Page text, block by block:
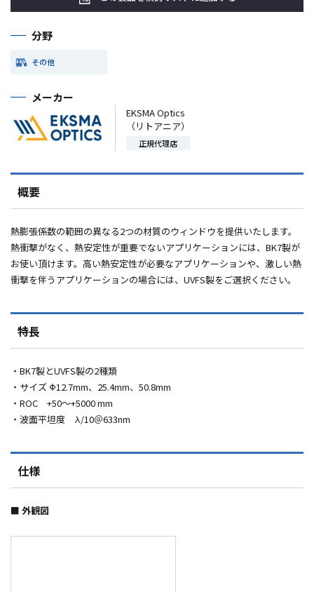
分野
その他
メーカー
EKSMA Optics
（リトアニア）
正規代理店
概要
熱膨張係数の範囲の異なる2つの材質のウィンドウを提供いたします。
熱衝撃がなく、熱安定性が重要でないアプリケーションには、 BK7製が
お使い頂けます。高い熱安定性が必要なアプリケーションや、激しい熱
衝撃を伴うアプリケーションの場合には、 UVFS製をご選択ください。
特長
・ BK7製とUVFS製の2種類
・サイズ Φ12.7mm、 25.4mm、 50.8mm
・ ROC +50～+5000 mm
・波面平坦度 λ/10＠633nm
仕様
■ 外観図